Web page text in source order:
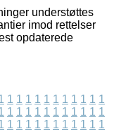
understøttes
imod rettelser
opdaterede
1 1 1 1 1 1 1 1 1 1 1
1 1 1 1 1 1 1 1 1 1 1
1 1 1 1 1 1 1 1 1 1 1